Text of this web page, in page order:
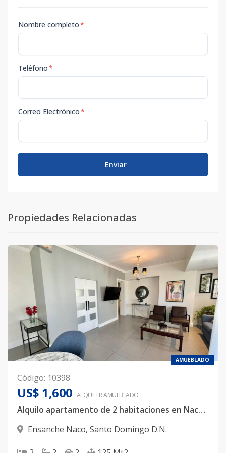
Nombre completo*
Teléfono*
Correo Electrónico*
Enviar
Propiedades Relacionadas
AMUEBLADO
Código: 10398
US$ 1,600 ALQUILERAMUEBLADO
Alquilo apartamento de 2 habitaciones en Naco📍
Ensanche Naco, Santo Domingo D.N.